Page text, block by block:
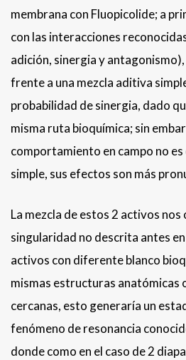
membrana con Fluopicolide; a
con las interacciones
adición, sinergia y
frente a una mezcla aditiva
probabilidad de sinergia, dado
misma ruta bioquímica; sin
comportamiento en campo no es
simple, sus efectos son más
La mezcla de estos 2 activos
singularidad no descrita antes
activos con diferente blanco
mismas estructuras anatómicas
cercanas, esto generaría un
fenómeno de resonancia
donde como en el caso de 2